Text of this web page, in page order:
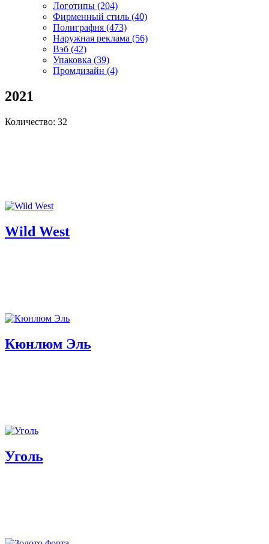
Логотипы (204)
Фирменный стиль (40)
Полиграфия (473)
Наружная реклама (56)
Вэб (42)
Упаковка (39)
Промдизайн (4)
2021
Количество: 32
Wild West
Кюнлюм Эль
Уголь